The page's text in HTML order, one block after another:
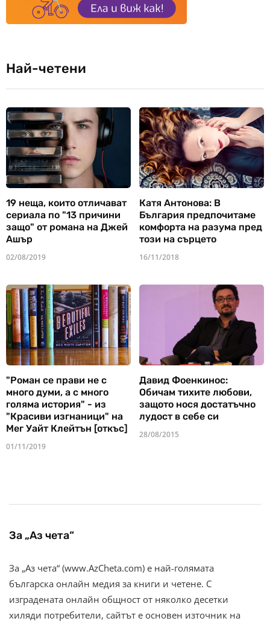
Най-четени
19 неща, които отличават
сериала по "13 причини
защо" от романа на Джей
Ашър
02/08/2019
Катя Антонова: В
България предпочитаме
комфорта на разума пред
този на сърцето
16/11/2018
"Роман се прави не с
много думи, а с много
голяма история" - из
"Красиви изгнаници" на
Мег Уайт Клейтън [откъс]
01/11/2019
Давид Фоенкинос:
Обичам тихите любови,
защото нося достатъчно
лудост в себе си
28/08/2015
За „Аз чета“
За „Аз чета“ (www.AzCheta.com) е най-голямата
българска онлайн медия за книги и четене. С
изградената онлайн общност от няколко десетки
хиляди потребители, сайтът е основен източник на